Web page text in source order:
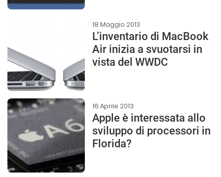
18 Maggio 2013
L’inventario di MacBook
Air inizia a svuotarsi in
vista del WWDC
16 Aprile 2013
Apple è interessata allo
sviluppo di processori in
Florida?